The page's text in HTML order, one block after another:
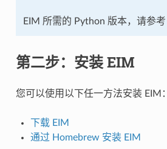
EIM 所需的 Python 版本，请参考
第二步：安装 EIM
您可以使用以下任一方法安装 EIM：
下载 EIM
通过 Homebrew 安装 EIM